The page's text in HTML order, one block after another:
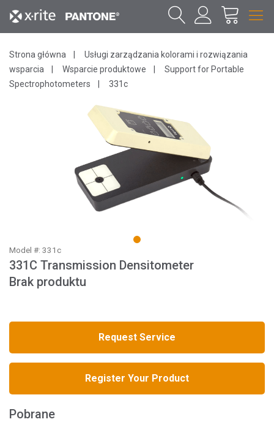
Strona główna
Usługi zarządzania kolorami i rozwiązania
wsparcia
Wsparcie produktowe
Support for Portable
Spectrophotometers
331c
1
Model #: 331c
331C Transmission Densitometer
Brak produktu
Request Service
Register Your Product
Pobrane